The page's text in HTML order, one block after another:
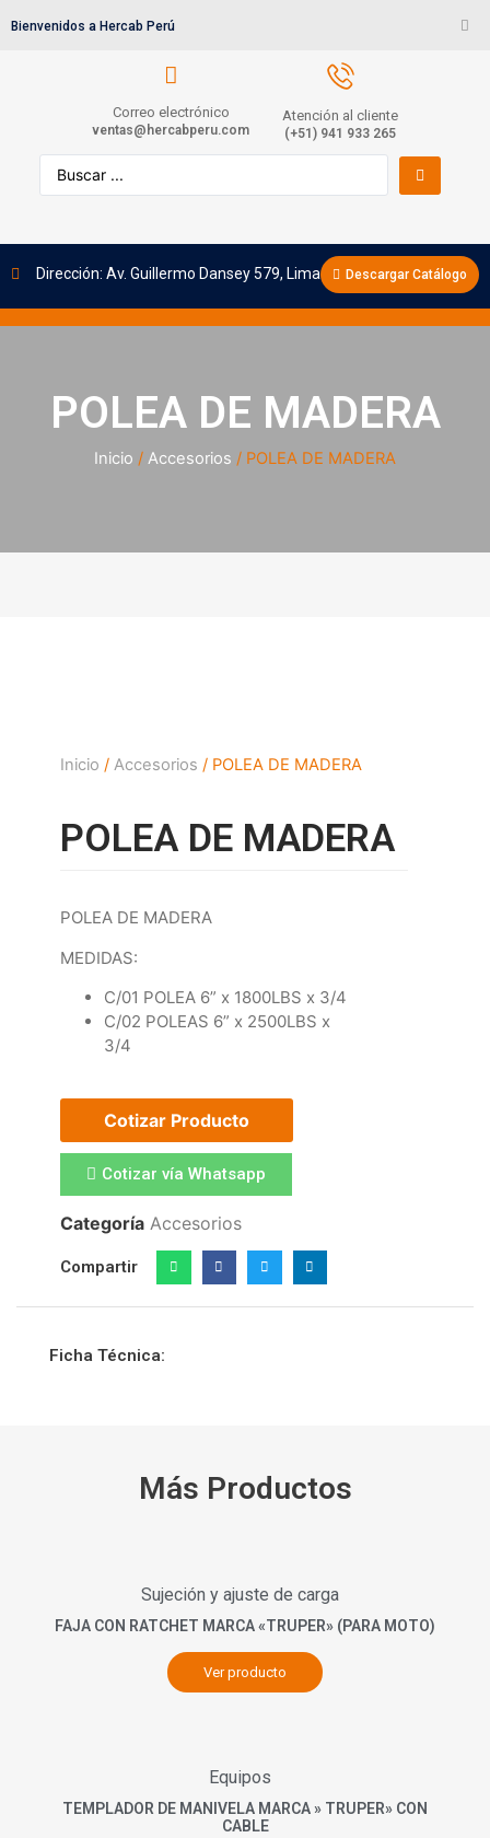
Bienvenidos a Hercab Perú
Correo electrónico
ventas@hercabperu.com
Atención al cliente
(+51) 941 933 265
Dirección: Av. Guillermo Dansey 579, Lima Descargar Catálogo
POLEA DE MADERA
Inicio / Accesorios / POLEA DE MADERA
Inicio / Accesorios / POLEA DE MADERA
POLEA DE MADERA
POLEA DE MADERA
MEDIDAS:
C/01 POLEA 6” x 1800LBS x 3/4
C/02 POLEAS 6” x 2500LBS x
3/4
Cotizar Producto
Cotizar vía Whatsapp
Categoría Accesorios
Compartir
Ficha Técnica:
Más Productos
Sujeción y ajuste de carga
FAJA CON RATCHET MARCA «TRUPER» (PARA MOTO)
Ver producto
Equipos
TEMPLADOR DE MANIVELA MARCA » TRUPER» CON
CABLE